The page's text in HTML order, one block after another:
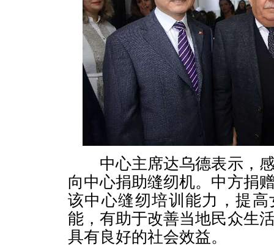
中心主席达乌德表示，感
向中心捐助缝纫机。中方捐
该中心缝纫培训能力，提
能，有助于改善当地民众生
具有良好的社会效益。